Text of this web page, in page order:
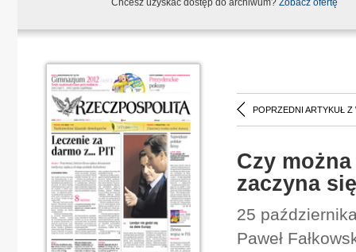
Chcesz uzyskać dostęp do archiwum? Zobacz ofertę
POPRZEDNI ARTYKUŁ Z
Czy
zaczyna
25
Paweł